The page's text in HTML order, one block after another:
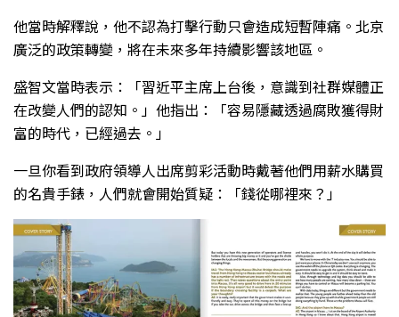
他當時解釋說，他不認為打擊行動只會造成短暫陣痛。北京
廣泛的政策轉變，將在未來多年持續影響該地區。
盛智文當時表示：「習近平主席上台後，意識到社群媒體正
在改變人們的認知。」他指出：「容易隱藏透過腐敗獲得財
富的時代，已經過去。」
一旦你看到政府領導人出席剪彩活動時戴著他們用薪水購買
的名貴手錶，人們就會開始質疑：「錢從哪裡來？」